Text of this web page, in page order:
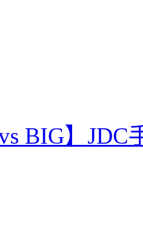
vs BIG】